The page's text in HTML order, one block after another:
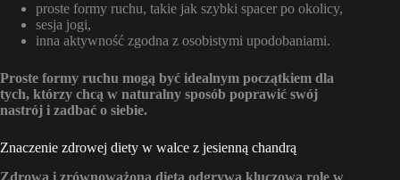
proste formy ruchu, takie jak szybki spacer po okolicy,
sesja jogi,
inna aktywność zgodna z osobistymi upodobaniami.
Proste formy ruchu mogą być idealnym początkiem dla
tych, którzy chcą w naturalny sposób poprawić swój
nastrój i zadbać o siebie.
Znaczenie zdrowej diety w walce z jesienną chandrą
Zdrowa i zrównoważona dieta odgrywa kluczową rolę w